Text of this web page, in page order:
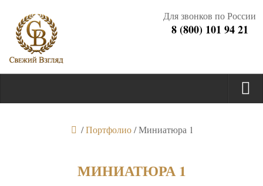
Для звонков по России
8 (800) 101 94 21
/Портфолио/Миниатюра 1
МИНИАТЮРА 1